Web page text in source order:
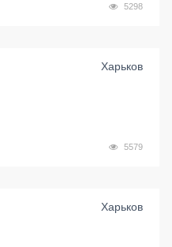
5298
Харьков
5579
Харьков